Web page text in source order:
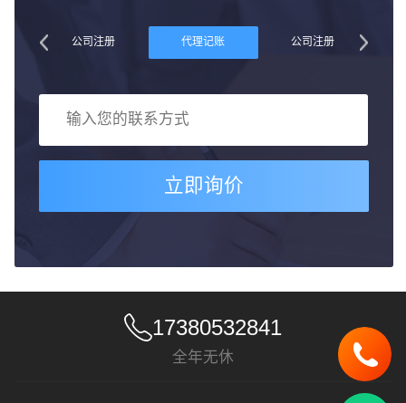
公司注册 代理记账 公司注册
立即询价
17380532841
全年无休